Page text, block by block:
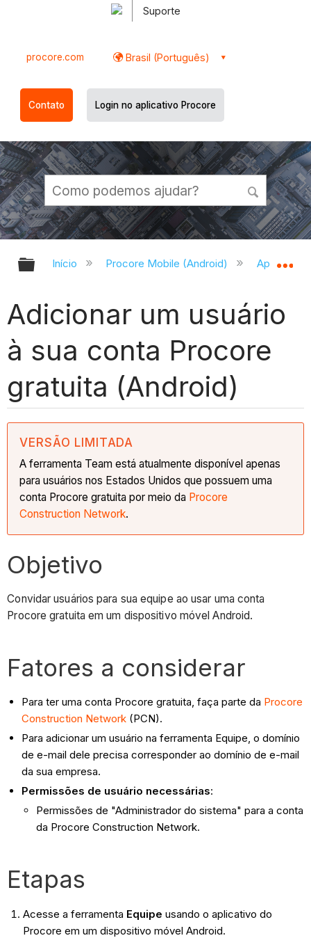
Suporte
procore.com Brasil (Português)
Contato Login no aplicativo Procore
Expandir/recolher hierarquia
Início Procore Mobile (Android) Aplicativo
Adicionar um usuário
à sua conta Procore
gratuita (Android)
VERSÃO LIMITADA
A ferramenta Team está atualmente disponível apenas
para usuários nos Estados Unidos que possuem uma
conta Procore gratuita por meio da Procore
Construction Network.
Objetivo
Convidar usuários para sua equipe ao usar uma conta
Procore gratuita em um dispositivo móvel Android.
Fatores a considerar
Para ter uma conta Procore gratuita, faça parte da Procore
Construction Network (PCN).
Para adicionar um usuário na ferramenta Equipe, o domínio
de e-mail dele precisa corresponder ao domínio de e-mail
da sua empresa.
Permissões de usuário necessárias:
Permissões de "Administrador do sistema" para a conta
da Procore Construction Network.
Etapas
Acesse a ferramenta Equipe usando o aplicativo do
Procore em um dispositivo móvel Android.